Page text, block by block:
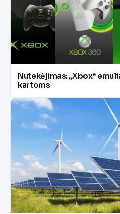
Nutekėjimas: „Xbox“
kartoms